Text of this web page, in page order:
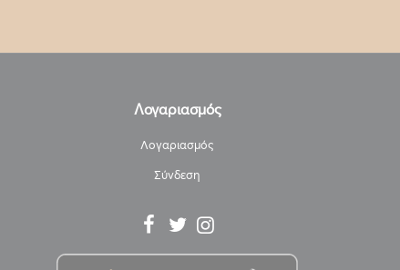
Λογαριασμός
Λογαριασμός
Σύνδεση